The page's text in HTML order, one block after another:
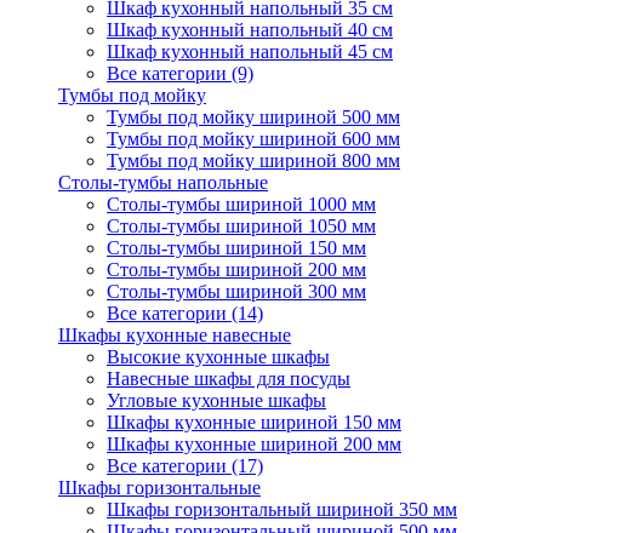
Шкаф кухонный напольный 35 см
Шкаф кухонный напольный 40 см
Шкаф кухонный напольный 45 см
Все категории (9)
Тумбы под мойку
Тумбы под мойку шириной 500 мм
Тумбы под мойку шириной 600 мм
Тумбы под мойку шириной 800 мм
Столы-тумбы напольные
Столы-тумбы шириной 1000 мм
Столы-тумбы шириной 1050 мм
Столы-тумбы шириной 150 мм
Столы-тумбы шириной 200 мм
Столы-тумбы шириной 300 мм
Все категории (14)
Шкафы кухонные навесные
Высокие кухонные шкафы
Навесные шкафы для посуды
Угловые кухонные шкафы
Шкафы кухонные шириной 150 мм
Шкафы кухонные шириной 200 мм
Все категории (17)
Шкафы горизонтальные
Шкафы горизонтальный шириной 350 мм